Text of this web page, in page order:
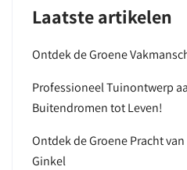
Laatste artikelen
Ontdek de Groene
Professioneel Tuinontwerp
Buitendromen tot Leven!
Ontdek de Groene Pracht
Ginkel